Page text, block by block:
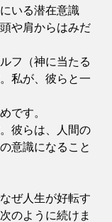
いる潜在意識
や肩からはみだ
フ（神に当たる
私が、彼らと一
です。
彼らは、人間の
意識になること
ぜ人生が好転す
のように続けま